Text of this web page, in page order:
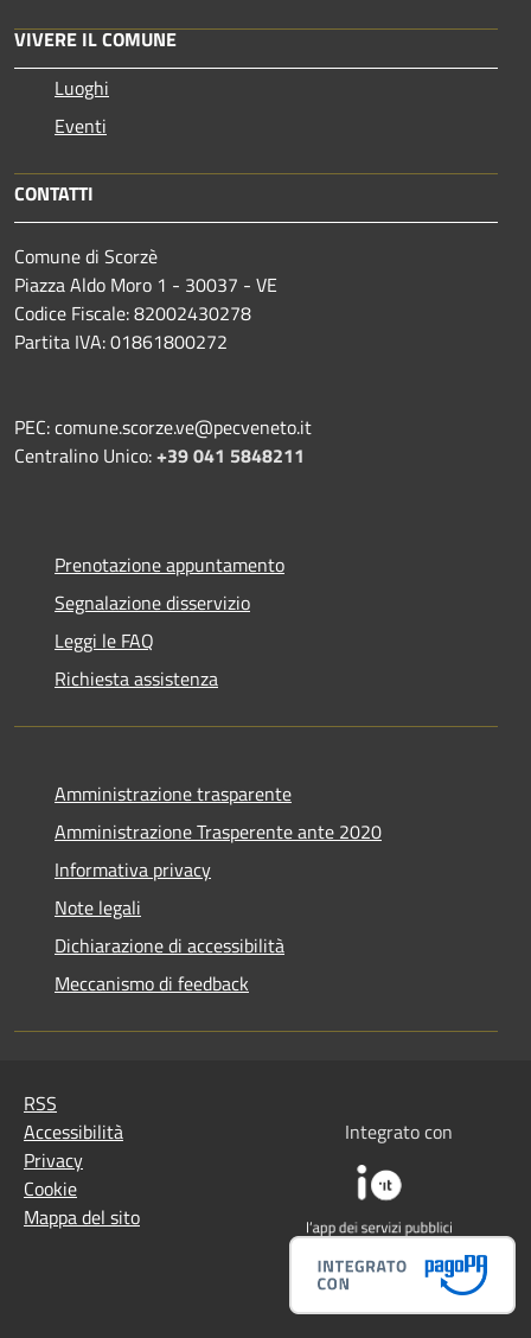
VIVERE IL COMUNE
Luoghi
Eventi
CONTATTI
Comune di Scorzè
Piazza Aldo Moro 1 - 30037 - VE
Codice Fiscale: 82002430278
Partita IVA: 01861800272
PEC: comune.scorze.ve@pecveneto.it
Centralino Unico:+39 041 5848211
Prenotazione appuntamento
Segnalazione disservizio
Leggi le FAQ
Richiesta assistenza
Amministrazione trasparente
Amministrazione Trasperente ante 2020
Informativa privacy
Note legali
Dichiarazione di accessibilità
Meccanismo di feedback
RSS
Accessibilità
Privacy
Cookie
Mappa del sito
Integrato con